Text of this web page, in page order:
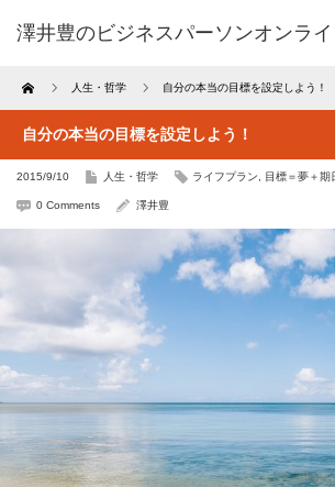
澤井豊のビジネスパーソンオンラ
Home 人生・哲学 自分の本当の目標を設定しよう！
自分の本当の目標を設定しよう！
2015/9/10 人生・哲学 ライフプラン 目標＝夢＋期
0 Comments 澤井豊